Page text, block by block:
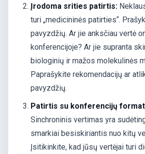
Įrodoma srities patirtis:
turi „medicininės patirties“.
pavyzdžių. Ar jie anksčiau vertė
konferencijoje? Ar jie supranta
biologinių ir mažos molekulinės
Paprašykite rekomendacijų ar
pavyzdžių.
Patirtis su konferencijų
Sinchroninis vertimas yra
smarkiai besiskiriantis nuo kitų
Įsitikinkite, kad jūsų vertėjai turi